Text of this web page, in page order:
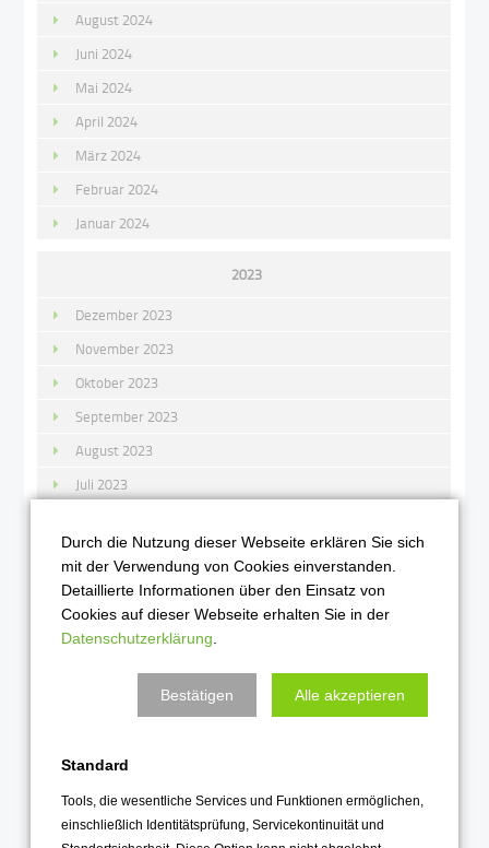
August 2024
Juni 2024
Mai 2024
April 2024
März 2024
Februar 2024
Januar 2024
2023
Dezember 2023
November 2023
Oktober 2023
September 2023
August 2023
Juli 2023
Mai 2023
April 2023
März 2023
November 2022
Durch die Nutzung dieser Webseite erklären Sie sich
mit der Verwendung von Cookies einverstanden.
Detaillierte Informationen über den Einsatz von
Cookies auf dieser Webseite erhalten Sie in der
Datenschutzerklärung
Bestätigen Alle akzeptieren
Standard
Tools, die wesentliche Services und Funktionen ermöglichen,
einschließlich Identitätsprüfung, Servicekontinuität und